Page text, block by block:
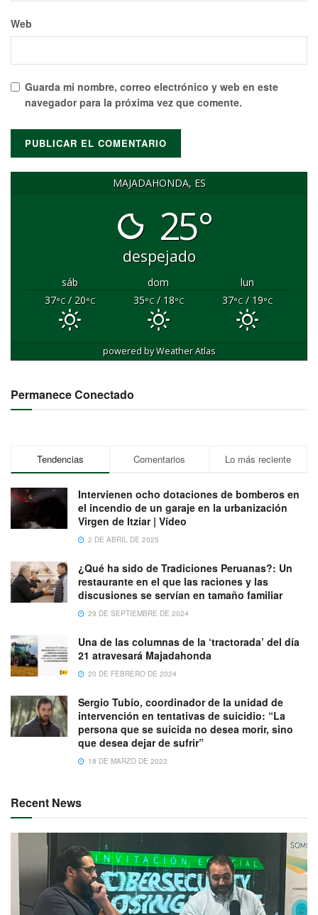
Web
Guarda mi nombre, correo electrónico y web en este
navegador para la próxima vez que comente.
MAJADAHONDA, ES
25°
despejado
sáb dom
lun
37°C/ 20°C 35°C/ 18°C 37°C/ 19°C
powered byWeather Atlas
Permanece Conectado
Tendencias Comentarios Lo más reciente
Intervienen ocho dotaciones de bomberos en
el incendio de un garaje en la urbanización
Virgen de Itziar | Vídeo
2 DE ABRIL DE 2025
¿Qué ha sido de Tradiciones Peruanas?: Un
restaurante en el que las raciones y las
discusiones se servían en tamaño familiar
29 DE SEPTIEMBRE DE 2024
Una de las columnas de la ‘tractorada’ del día
21 atravesará Majadahonda
20 DE FEBRERO DE 2024
Sergio Tubío, coordinador de la unidad de
intervención en tentativas de suicidio: “La
persona que se suicida no desea morir, sino
que desea dejar de sufrir”
18 DE MARZO DE 2023
Recent News